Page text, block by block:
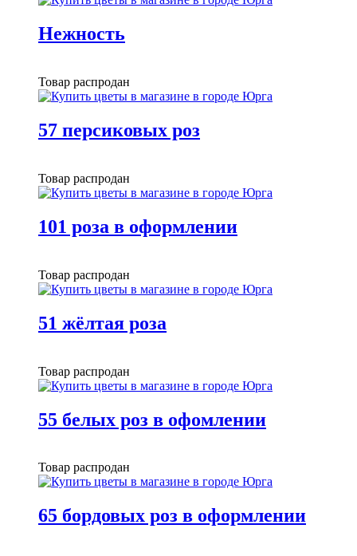
Нежность
Товар распродан
57 персиковых роз
Товар распродан
101 роза в оформлении
Товар распродан
51 жёлтая роза
Товар распродан
55 белых роз в офомлении
Товар распродан
65 бордовых роз в оформлении